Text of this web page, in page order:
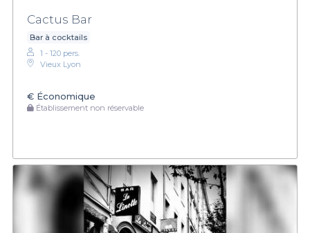
Cactus Bar
Bar à cocktails
1 - 120 pers.
Vieux Lyon
€ Économique
Établissement non réservable